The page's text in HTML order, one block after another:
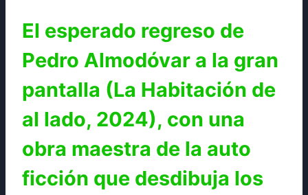
El esperado regreso de
Pedro Almodóvar a la gran
pantalla (La Habitación de
al lado, 2024), con una
obra maestra de la auto
ficción que desdibuja los